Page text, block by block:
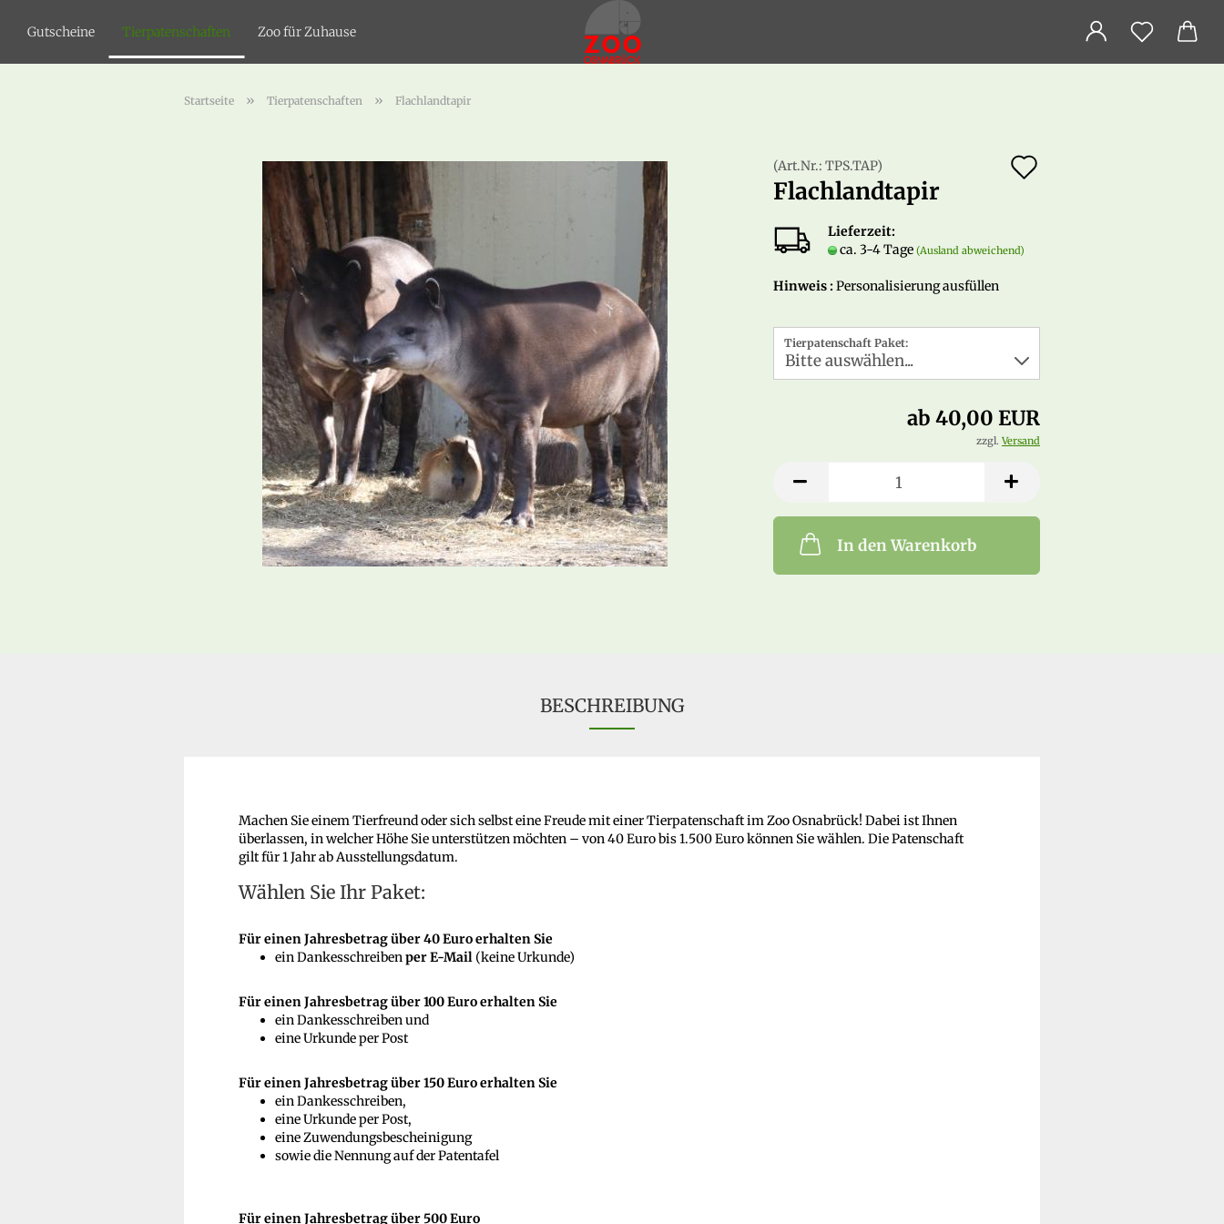
Gutscheine Tierpatenschaften Zoo für Zuhause
Startseite » Tierpatenschaften » Flachlandtapir
(Art.Nr.: TPS.TAP)
Flachlandtapir
Lieferzeit:
ca. 3-4 Tage (Ausland abweichend)
Hinweis :Personalisierung ausfüllen
Tierpatenschaft Paket:
ab 40,00 EUR
zzgl. Versand
In den Warenkorb
BESCHREIBUNG
Machen Sie einem Tierfreund oder sich selbst eine Freude mit einer Tierpatenschaft im Zoo Osnabrück! Dabei ist Ihnen
überlassen, in welcher Höhe Sie unterstützen möchten – von 40 Euro bis 1.500 Euro können Sie wählen. Die Patenschaft
gilt für 1 Jahr ab Ausstellungsdatum.
Wählen Sie Ihr Paket:
Für einen Jahresbetrag über 40 Euroerhalten Sie
ein Dankesschreibenper E-Mail (keine Urkunde)
Für einen Jahresbetrag über 100 Euroerhalten Sie
ein Dankesschreiben und
eine Urkunde per Post
Für einen Jahresbetrag über 150 Euro erhalten Sie
ein Dankesschreiben,
eine Urkunde per Post,
eine Zuwendungsbescheinigung
sowie die Nennung auf der Patentafel
Für einen Jahresbetrag über 500 Euro